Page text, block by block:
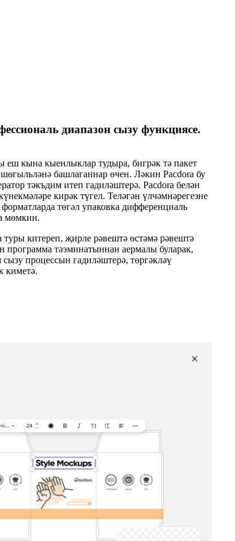
диапазон сызу функциясе.
кына кыенлыклар тудыра, бигрәк тә пакет
башлаганнар өчен. Ләкин Pacdora бу
тәкъдим итеп гадиләштерә. Pacdora белән
кирәк түгел. Теләгән үлчәмнәрегезне
төгәл упаковка дифференциаль
мөмкин.
китереп, җирле рәвештә өстәмә рәвештә
программа тәэминатыннан аермалы буларак,
процессын гадиләштерә, төргәкләү
киметә.